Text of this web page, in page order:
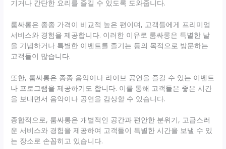
기거나 간단한 요리를 즐길 수 있도록 도와줍니다.
룸싸롱은 종종 가격이 비교적 높은 편이며, 고객들에게 프리미엄
서비스와 경험을 제공합니다. 이러한 이유로 룸싸롱은 특별한 날
을 기념하거나 특별한 이벤트를 즐기는 등의 목적으로 방문하는
고객들이 많습니다.
또한, 룸싸롱은 종종 음악이나 라이브 공연을 즐길 수 있는 이벤트
나 프로그램을 제공하기도 합니다. 이를 통해 고객들은 좋은 시간
을 보내면서 음악이나 공연을 감상할 수 있습니다.
종합적으로, 룸싸롱은 개별적인 공간과 편안한 분위기, 고급스러
운 서비스와 경험을 제공하여 고객들이 특별한 시간을 보낼 수 있
는 장소로 손꼽히고 있습니다.